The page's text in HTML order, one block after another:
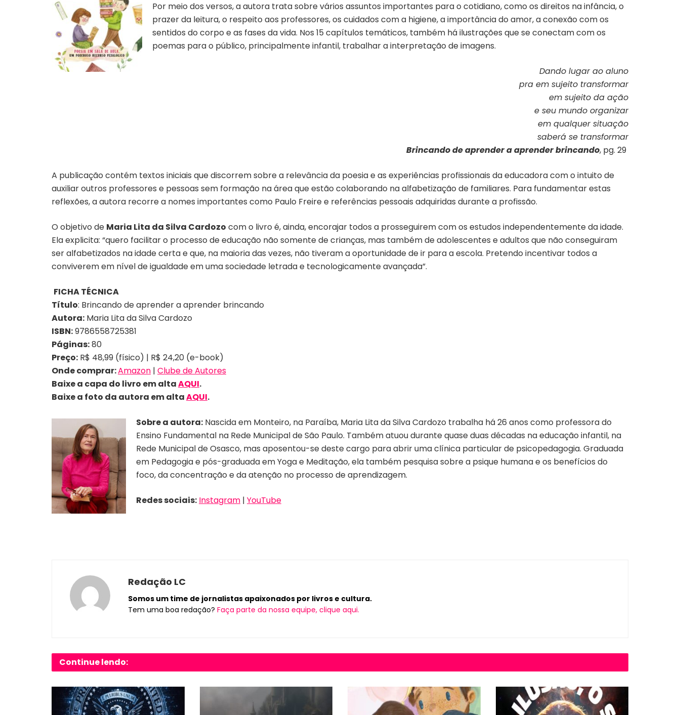
Por meio dos versos, a autora trata sobre vários assuntos importantes para o cotidiano, como os direitos na infância, o
prazer da leitura, o respeito aos professores, os cuidados com a higiene, a importância do amor, a conexão com os
sentidos do corpo e as fases da vida. Nos 15 capítulos temáticos, também há ilustrações que se conectam com os
poemas para o público, principalmente infantil, trabalhar a interpretação de imagens.
Dando lugar ao aluno
pra em sujeito transformar
em sujeito da ação
e seu mundo organizar
em qualquer situação
saberá se transformar
Brincando de aprender a aprender brincando, pg. 29
A publicação contém textos iniciais que discorrem sobre a relevância da poesia e as experiências profissionais da educadora com o intuito de
auxiliar outros professores e pessoas sem formação na área que estão colaborando na alfabetização de familiares. Para fundamentar estas
reflexões, a autora recorre a nomes importantes como Paulo Freire e referências pessoais adquiridas durante a profissão.
O objetivo de Maria Lita da Silva Cardozo com o livro é, ainda, encorajar todos a prosseguirem com os estudos independentemente da idade.
Ela explicita: “quero facilitar o processo de educação não somente de crianças, mas também de adolescentes e adultos que não conseguiram
ser alfabetizados na idade certa e que, na maioria das vezes, não tiveram a oportunidade de ir para a escola. Pretendo incentivar todos a
conviverem em nível de igualdade em uma sociedade letrada e tecnologicamente avançada”.
FICHA TÉCNICA
Título: Brincando de aprender a aprender brincando
Autora: Maria Lita da Silva Cardozo
ISBN:9786558725381
Páginas:80
Preço: R$ 48,99 (físico) | R$ 24,20 (e-book)
Onde comprar:Amazon | Clube de Autores
Baixe a capa do livro em altaAQUI.
Baixe a foto da autora em altaAQUI.
Sobre a autora: Nascida em Monteiro, na Paraíba, Maria Lita da Silva Cardozo trabalha há 26 anos como professora do
Ensino Fundamental na Rede Municipal de São Paulo. Também atuou durante quase duas décadas na educação infantil, na
Rede Municipal de Osasco, mas aposentou-se deste cargo para abrir uma clínica particular de psicopedagogia. Graduada
em Pedagogia e pós-graduada em Yoga e Meditação, ela também pesquisa sobre a psique humana e os benefícios do
foco, da concentração e da atenção no processo de aprendizagem.
Redes sociais: Instagram | YouTube
Redação LC
Somos um time de jornalistas apaixonados por livros e cultura.
Tem uma boa redação? Faça parte da nossa equipe, clique aqui.
Continue lendo: